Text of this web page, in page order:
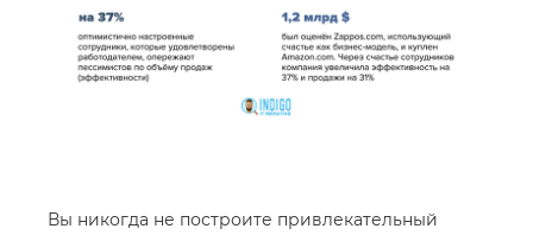
Вы никогда не построите привлекательный